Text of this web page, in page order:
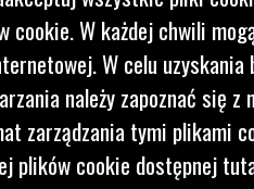
DOWIEDZ SIĘ WIĘCEJ
Blog
Baza wiedzy
W każdej chwili
W celu uzyskania
należy zapoznać się z
zarządzania tymi plikami
plików cookie dostępnej